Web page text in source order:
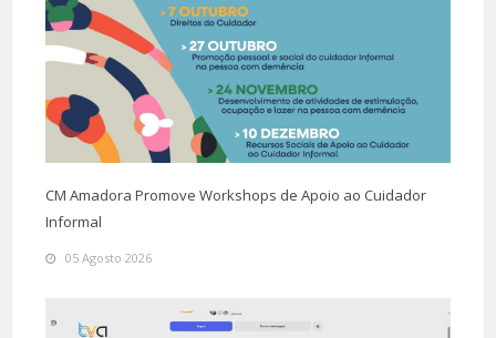
CM Amadora Promove Workshops de Apoio ao Cuidador
Informal
05 Agosto 2026